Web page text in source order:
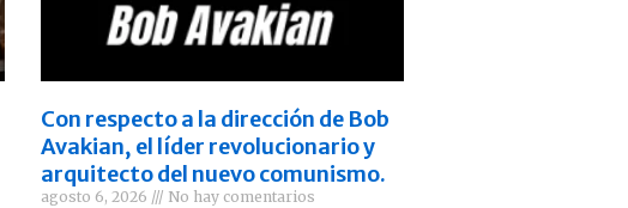
Con respecto a la dirección de Bob
Avakian, el líder revolucionario y
arquitecto del nuevo comunismo.
agosto 6, 2026 No hay comentarios